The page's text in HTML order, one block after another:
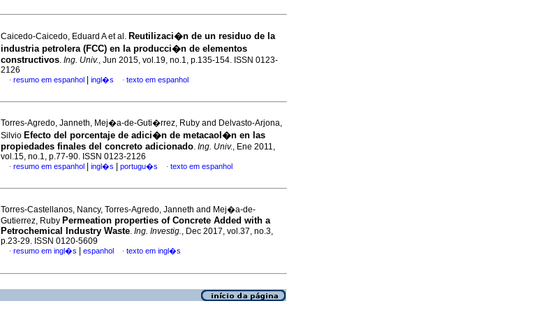
Caicedo-Caicedo, Eduard A et al. Reutilizaci�n de un residuo de la
industria petrolera (FCC) en la producci�n de elementos
constructivos. Ing. Univ., Jun 2015, vol.19, no.1, p.135-154. ISSN 0123-
2126
· resumo em espanhol ingl�s · texto em espanhol
Torres-Agredo, Janneth, Mej�a-de-Guti�rrez, Ruby and Delvasto-Arjona,
Silvio Efecto del porcentaje de adici�n de metacaol�n en las
propiedades finales del concreto adicionado. Ing. Univ., Ene 2011,
vol.15, no.1, p.77-90. ISSN 0123-2126
· resumo em espanhol ingl�s portugu�s · texto em espanhol
Torres-Castellanos, Nancy, Torres-Agredo, Janneth and Mej�a-de-
Gutierrez, Ruby Permeation properties of Concrete Added with a
Petrochemical Industry Waste. Ing. Investig., Dec 2017, vol.37, no.3,
p.23-29. ISSN 0120-5609
· resumo em ingl�s espanhol · texto em ingl�s